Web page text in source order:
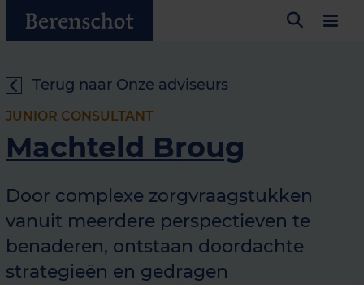
Terug naar Onze adviseurs
JUNIOR CONSULTANT
Machteld Broug
Door complexe zorgvraagstukken
vanuit meerdere perspectieven te
benaderen, ontstaan doordachte
strategieën en gedragen